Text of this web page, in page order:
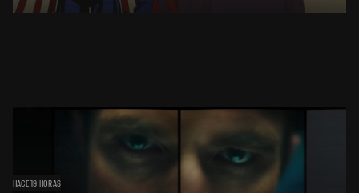
HACE 19 HORAS